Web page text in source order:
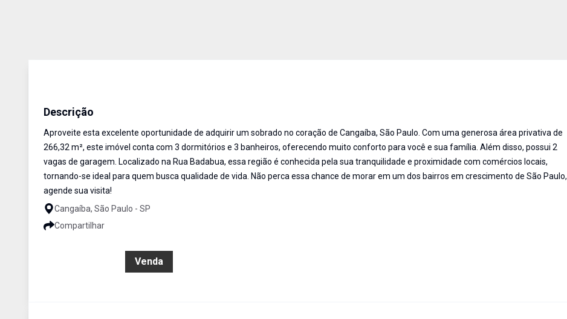
Descrição
Aproveite esta excelente oportunidade de adquirir um sobrado no coração de Cangaíba, São Paulo. Com uma generosa área privativa de
266,32 m², este imóvel conta com 3 dormitórios e 3 banheiros, oferecendo muito conforto para você e sua família. Além disso, possui 2
vagas de garagem. Localizado na Rua Badabua, essa região é conhecida pela sua tranquilidade e proximidade com comércios locais,
tornando-se ideal para quem busca qualidade de vida. Não perca essa chance de morar em um dos bairros em crescimento de São Paulo,
agende sua visita!
Cangaíba, São Paulo - SP
Compartilhar
Venda